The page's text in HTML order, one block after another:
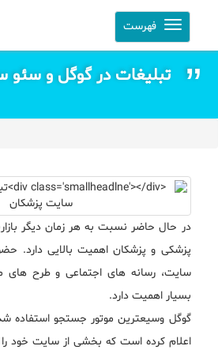
فهرست
تبلیغات در گوگل و سئو
در حال حاضر نسبت به هر زمان دیگر
پزشکی و پزشکان اهمیت بالایی دارد.
سایت، رسانه های اجتماعی و طرح های
بسیار اهمیت دارد.
گوگل وسیعترین موتور جستجو استفاده
اعلام کرده است که بخشی از سایت خود را